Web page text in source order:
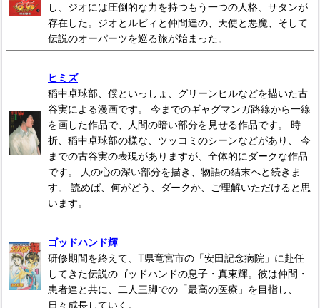
し、ジオには圧倒的な力を持つもう一つの人格、サタンが
存在した。ジオとルビィと仲間達の、天使と悪魔、そして
伝説のオーパーツを巡る旅が始まった。
ヒミズ
稲中卓球部、僕といっしょ、グリーンヒルなどを描いた古
谷実による漫画です。 今までのギャグマンガ路線から一線
を画した作品で、人間の暗い部分を見せる作品です。 時
折、稲中卓球部の様な、ツッコミのシーンなどがあり、 今
までの古谷実の表現がありますが、全体的にダークな作品
です。 人の心の深い部分を描き、物語の結末へと続きま
す。 読めば、何がどう、ダークか、ご理解いただけると思
います。
ゴッドハンド輝
研修期間を終えて、T県竜宮市の「安田記念病院」に赴任
してきた伝説のゴッドハンドの息子・真東輝。彼は仲間・
患者達と共に、二人三脚での「最高の医療」を目指し、
日々成長していく。